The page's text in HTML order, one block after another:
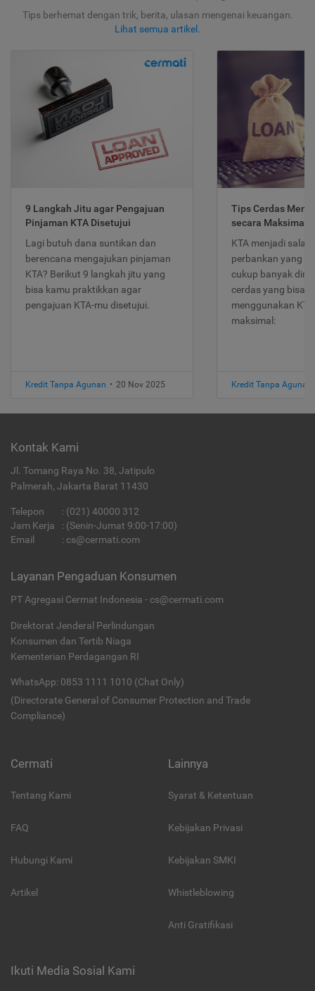
Tips berhemat dengan trik, berita, ulasan mengenai keuangan.
Lihat semua artikel .
9 Langkah Jitu agar Pengajuan
Pinjaman KTA Disetujui
Lagi butuh dana suntikan dan
berencana mengajukan pinjaman
KTA? Berikut 9 langkah jitu yang
bisa kamu praktikkan agar
pengajuan KTA-mu disetujui.
Kredit Tanpa Agunan • 20 Nov 2025
Tips Cerdas
secara Maksimal
KTA menjadi
perbankan yang
cukup banyak
cerdas yang bisa
menggunakan
maksimal:
Kredit Tanpa Agunan
Kontak Kami
Jl. Tomang Raya No. 38, Jatipulo
Palmerah, Jakarta Barat 11430
Telepon : (021) 40000 312
Jam Kerja
: (Senin-Jumat 9:00-17:00)
Email
: cs@cermati.com
Layanan Pengaduan Konsumen
PT Agregasi Cermat Indonesia - cs@cermati.com
Direktorat Jenderal Perlindungan
Konsumen dan Tertib Niaga
Kementerian Perdagangan RI
WhatsApp: 0853 1111 1010 (Chat Only)
(Directorate General of Consumer Protection and Trade
Compliance)
Cermati
Tentang Kami
FAQ
Hubungi Kami
Artikel
Lainnya
Syarat & Ketentuan
Kebijakan Privasi
Kebijakan SMKI
Whistleblowing
Anti Gratifikasi
Ikuti Media Sosial Kami